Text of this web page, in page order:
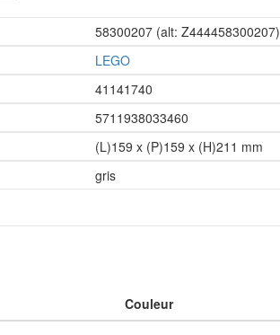
58300207(alt: Z444458300207)
LEGO
41141740
5711938033460
(L)159 x (P)159 x (H)211 mm
gris
Couleur